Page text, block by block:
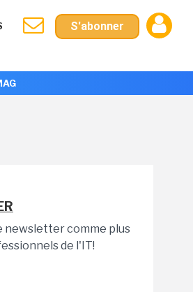
S'abonner
newsletter comme plus
de l'IT!